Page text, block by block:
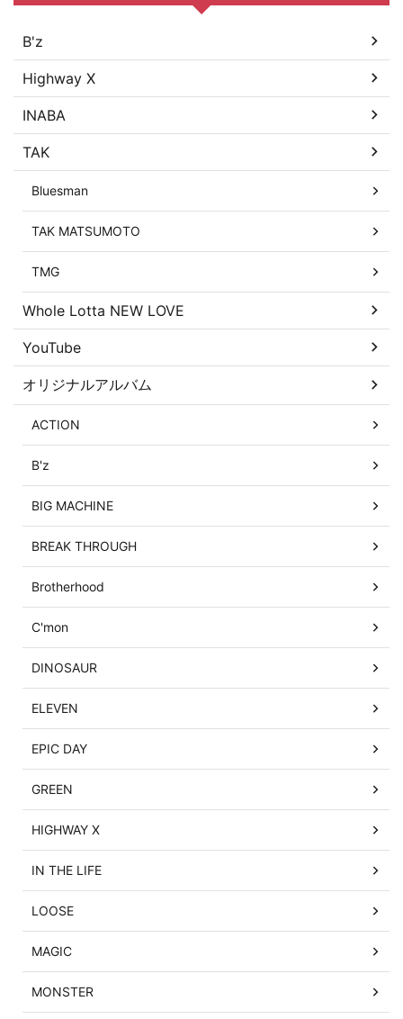
B'z
Highway X
INABA
TAK
Bluesman
TAK MATSUMOTO
TMG
Whole Lotta NEW LOVE
YouTube
オリジナルアルバム
ACTION
B'z
BIG MACHINE
BREAK THROUGH
Brotherhood
C'mon
DINOSAUR
ELEVEN
EPIC DAY
GREEN
HIGHWAY X
IN THE LIFE
LOOSE
MAGIC
MONSTER